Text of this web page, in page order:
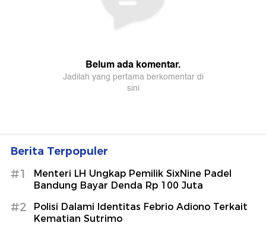
Berita Terpopuler
#1
Menteri LH Ungkap Pemilik SixNine Padel
Bandung Bayar Denda Rp 100 Juta
#2
Polisi Dalami Identitas Febrio Adiono Terkait
Kematian Sutrimo